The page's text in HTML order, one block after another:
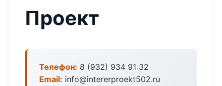
Проект
Телефон: 8 (932) 934 91 32
Email: info@intererproekt502.ru